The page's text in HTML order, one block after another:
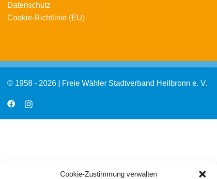
Cookie-Zustimmung verwalten
Datenschutz
Cookie-Richtlinie (EU)
© 1958 - 2026 | Freie Wähler Stadtverband Heilbronn e. V.